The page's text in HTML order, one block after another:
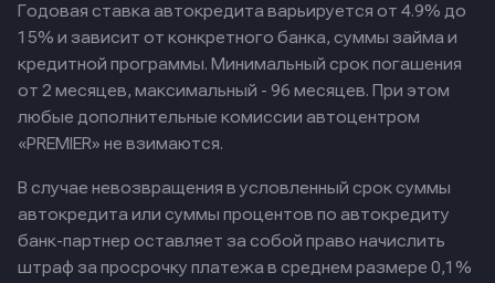
Годовая ставка автокредита варьируется от 4.9% до
15% и зависит от конкретного банка, суммы займа и
кредитной программы. Минимальный срок погашения
от 2 месяцев, максимальный - 96 месяцев. При этом
любые дополнительные комиссии автоцентром
«PREMIER» не взимаются.
В случае невозвращения в условленный срок суммы
автокредита или суммы процентов по автокредиту
банк-партнер оставляет за собой право начислить
штраф за просрочку платежа в среднем размере 0,1%